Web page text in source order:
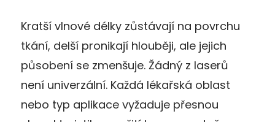
Kratší vlnové délky zůstávají na povrchu
tkání, delší pronikají hlouběji, ale jejich
působení se zmenšuje. Žádný z laserů
není univerzální. Každá lékařská oblast
nebo typ aplikace vyžaduje přesnou